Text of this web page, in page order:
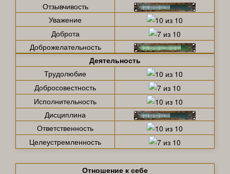
Отзывчивость
Уважение
Доброта
Доброжелательность
Деятельность
Трудолюбие
Добросовестность
Исполнительность
Дисциплина
Ответственность
Целеустремленность
Отношение к себе